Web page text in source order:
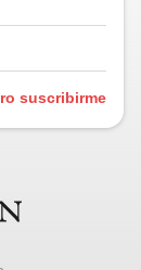
suscribirme